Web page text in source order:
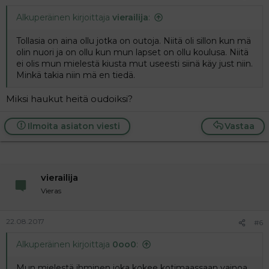
Alkuperäinen kirjoittaja vierailija:
Tollasia on aina ollu jotka on outoja. Niitä oli sillon kun mä
olin nuori ja on ollu kun mun lapset on ollu koulusa. Niitä
ei olis mun mielestä kiusta mut useesti siinä käy just niin.
Minkä takia niin mä en tiedä.
Miksi haukut heitä oudoiksi?
Vastaa
Ilmoita asiaton viesti
vierailija
Vieras
22.08.2017 #6
Alkuperäinen kirjoittaja 0oo0: